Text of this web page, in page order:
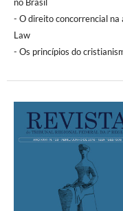
- O direito concorrencial
Law
- Os princípios do